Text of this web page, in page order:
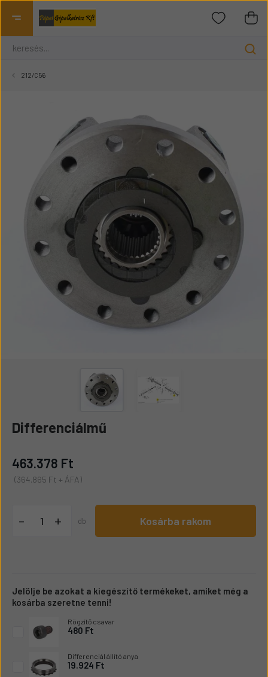
212/C56
Differenciálmű
463.378 Ft
(364.865 Ft + ÁFA)
- + db Kosárba rakom
Jelölje be azokat a kiegészítő termékeket, amiket még a
kosárba szeretne tenni!
Rögzítő csavar
480 Ft
Differenciál állító anya
19.924 Ft